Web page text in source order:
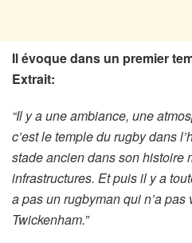
Il évoque dans un premier
Extrait:
“Il y a une ambiance, une
c’est le temple du rugby dans
stade ancien dans son histoire
infrastructures. Et puis il y a
a pas un rugbyman qui n’a pas
Twickenham.”